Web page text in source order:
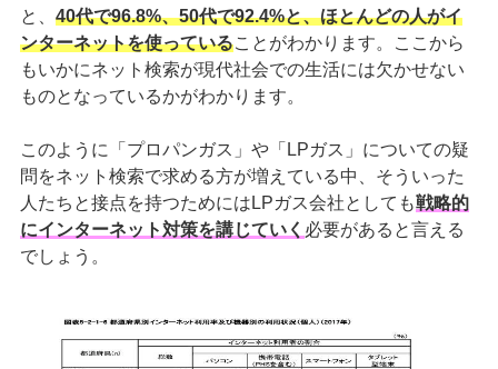
と、 40代で96.8%、50代で92.4%と、ほとんどの人がイ
ンターネットを使っていることがわかります。ここから
もいかにネット検索が現代社会での生活には欠かせない
ものとなっているかがわかります。
このように「プロパンガス」や「LPガス」についての疑
問をネット検索で求める方が増えている中、そういった
人たちと接点を持つためにはLPガス会社としても戦略的
にインターネット対策を講じていく 必要があると言える
でしょう。